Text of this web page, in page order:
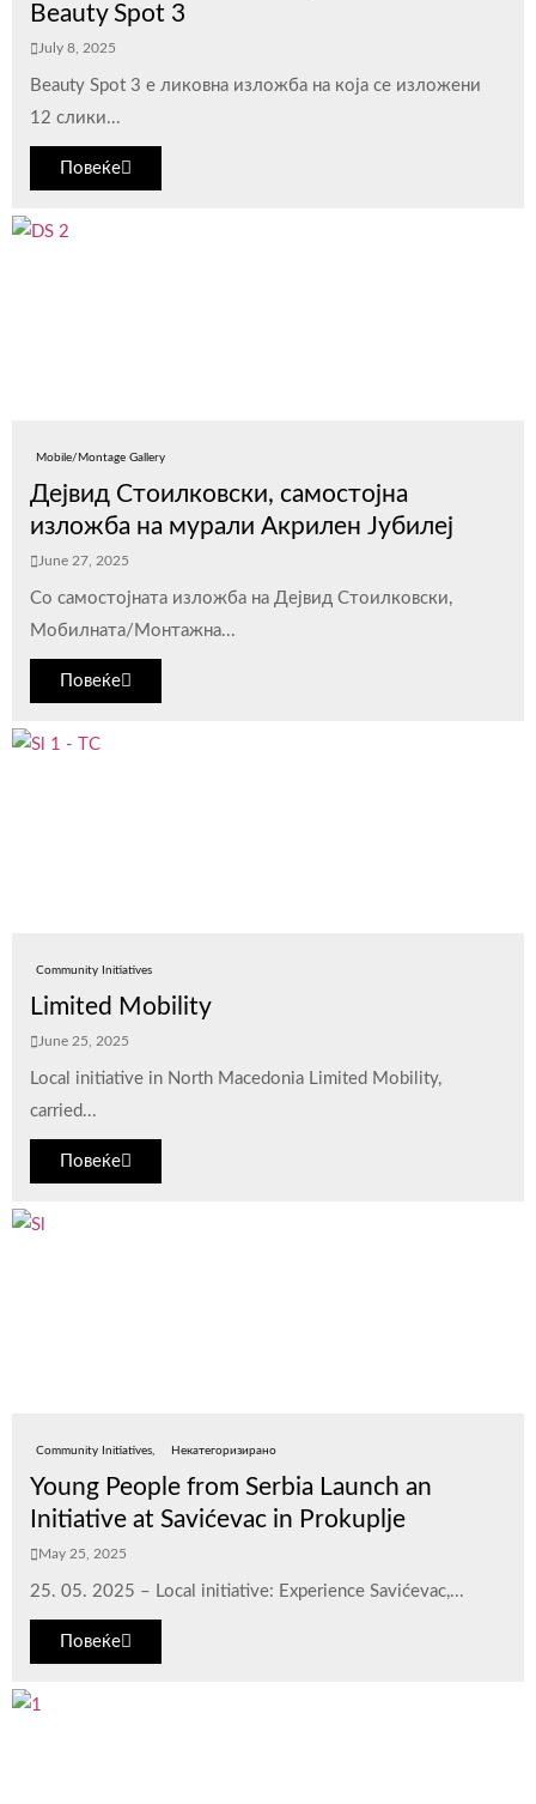
Beauty Spot 3
July 8, 2025
Beauty Spot 3 е ликовна изложба на која се изложени
12 слики...
Повеќе
Mobile/Montage Gallery
Дејвид Стоилковски, самостојна
изложба на мурали Акрилен Јубилеј
June 27, 2025
Со самостојната изложба на Дејвид Стоилковски,
Мобилната/Монтажна...
Повеќе
Community Initiatives
Limited Mobility
June 25, 2025
Local initiative in North Macedonia Limited Mobility,
carried...
Повеќе
Community Initiatives Некатегоризирано
Young People from Serbia Launch an
Initiative at Savićevac in Prokuplje
May 25, 2025
25. 05. 2025 – Local initiative: Experience Savićevac,...
Повеќе